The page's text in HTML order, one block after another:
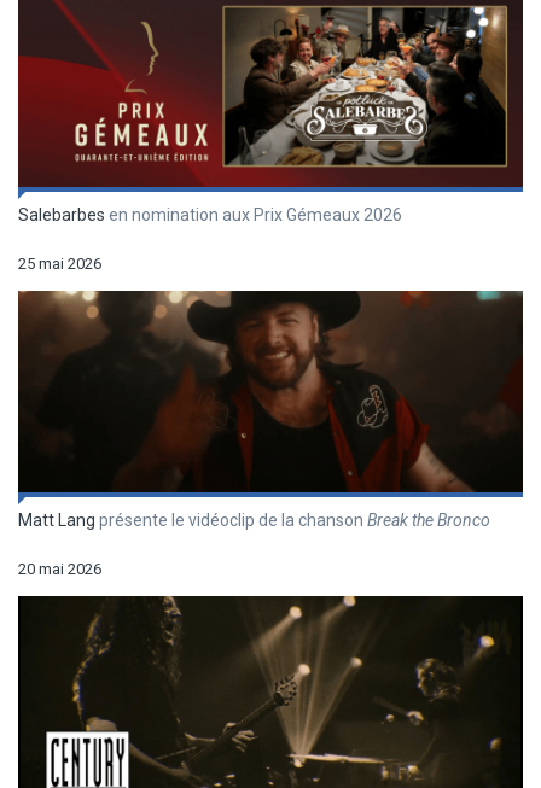
Salebarbes en nomination aux Prix Gémeaux 2026
25 mai 2026
Matt Lang présente le vidéoclip de la chanson Break the Bronco
20 mai 2026